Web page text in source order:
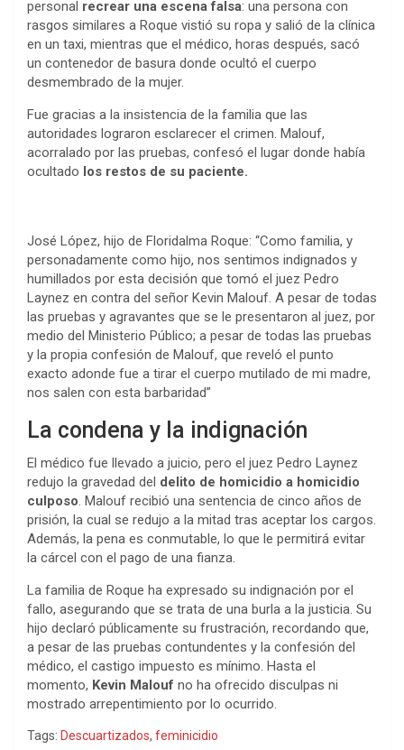
personal recrear una escena falsa: una persona con
rasgos similares a Roque vistió su ropa y salió de la clínica
en un taxi, mientras que el médico, horas después, sacó
un contenedor de basura donde ocultó el cuerpo
desmembrado de la mujer.
Fue gracias a la insistencia de la familia que las
autoridades lograron esclarecer el crimen. Malouf,
acorralado por las pruebas, confesó el lugar donde había
ocultado los restos de su paciente.
José López, hijo de Floridalma Roque: “Como familia, y
personadamente como hijo, nos sentimos indignados y
humillados por esta decisión que tomó el juez Pedro
Laynez en contra del señor Kevin Malouf. A pesar de todas
las pruebas y agravantes que se le presentaron al juez, por
medio del Ministerio Público; a pesar de todas las pruebas
y la propia confesión de Malouf, que reveló el punto
exacto adonde fue a tirar el cuerpo mutilado de mi madre,
nos salen con esta barbaridad”
La condena y la indignación
El médico fue llevado a juicio, pero el juez Pedro Laynez
redujo la gravedad del delito de homicidio a homicidio
culposo. Malouf recibió una sentencia de cinco años de
prisión, la cual se redujo a la mitad tras aceptar los cargos.
Además, la pena es conmutable, lo que le permitirá evitar
la cárcel con el pago de una fianza.
La familia de Roque ha expresado su indignación por el
fallo, asegurando que se trata de una burla a la justicia. Su
hijo declaró públicamente su frustración, recordando que,
a pesar de las pruebas contundentes y la confesión del
médico, el castigo impuesto es mínimo. Hasta el
momento, Kevin Malouf no ha ofrecido disculpas ni
mostrado arrepentimiento por lo ocurrido.
Tags: Descuartizados, feminicidio